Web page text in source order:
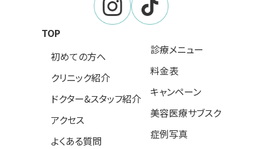
TOP
初めての方へ
クリニック紹介
ドクター&スタッフ紹介
アクセス
よくある質問
診療メニュー
料金表
キャンペーン
美容医療サブスク
症例写真